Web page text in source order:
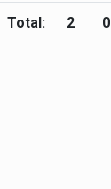
Total: 2 0